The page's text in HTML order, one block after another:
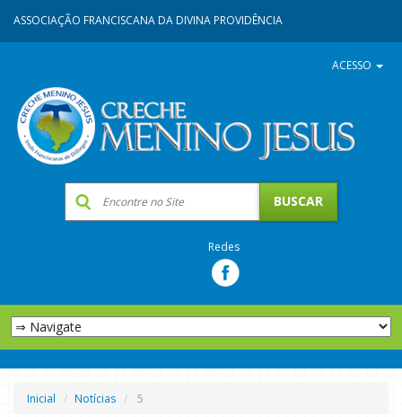
ASSOCIAÇÃO FRANCISCANA DA DIVINA PROVIDÊNCIA
ACESSO
Redes
Inicial Notícias 5